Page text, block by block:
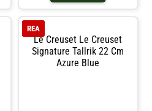
Le Creuset Le Creuset
Signature Tallrik 22 Cm
Azure Blue
REA